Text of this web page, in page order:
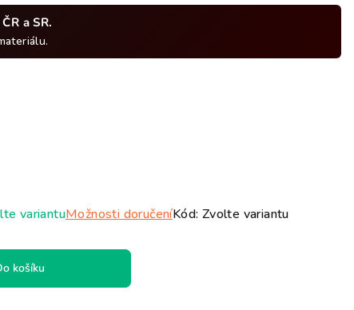
a SR.
variantuMožnosti doručeníKód: Zvolte variantu
košíku